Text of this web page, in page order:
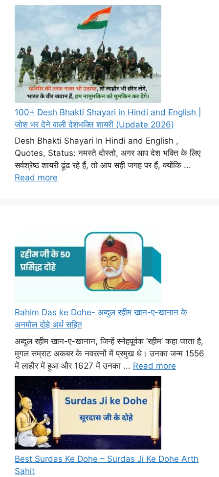
100+ Desh Bhakti Shayari in Hindi and English |
जोश भर देने वाली देशभक्ति शायरी (Update 2026)
Desh Bhakti Shayari In Hindi and English ,
Quotes, Status: नमस्ते दोस्तो, अगर आप देश भक्ति के लिए
सर्वश्रेष्ठ शायरी ढूंढ रहे हैं, तो आप सही जगह पर हैं, क्योंकि ...
Read more
Rahim Das ke Dohe- अब्दुल रहीम खान-ए-खानान के
अनमोल दोहे अर्थ सहित
अब्दुल रहीम खान-ए-खानान, जिन्हें स्नेहपूर्वक ‘रहीम’ कहा जाता है,
मुगल सम्राट अकबर के नवरत्नों में प्रमुख थे। उनका जन्म 1556
में लाहौर में हुआ और 1627 में उनका ... Read more
Best Surdas Ke Dohe – Surdas Ji Ke Dohe Arth
Sahit